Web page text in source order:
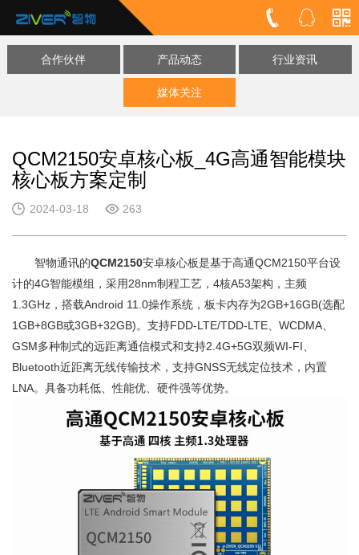
合作伙伴 产品动态 行业资讯
媒体关注
QCM2150安卓核心板_4G高通智能模块
核心板方案定制
2024-03-18 263
智物通讯的QCM2150安卓核心板是基于高通QCM2150平台设
计的4G智能模组，采用28nm制程工艺，4核A53架构，主频
1.3GHz，搭载Android 11.0操作系统，板卡内存为2GB+16GB(选配
1GB+8GB或3GB+32GB)。支持FDD-LTE/TDD-LTE、WCDMA、
GSM多种制式的远距离通信模式和支持2.4G+5G双频WI-FI、
Bluetooth近距离无线传输技术，支持GNSS无线定位技术，内置
LNA。具备功耗低、性能优、硬件强等优势。